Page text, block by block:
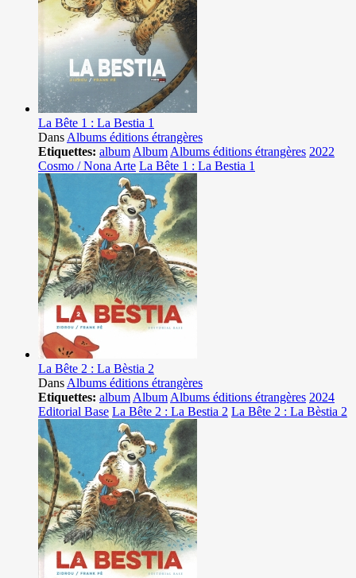
La Bête 1 : La Bestia 1
Dans Albums éditions étrangères
Etiquettes: album Album Albums éditions étrangères 2022
Cosmo / Nona Arte La Bête 1 : La Bestia 1
La Bête 2 : La Bèstia 2
Dans Albums éditions étrangères
Etiquettes: album Album Albums éditions étrangères 2024
Editorial Base La Bête 2 : La Bestia 2 La Bête 2 : La Bèstia 2